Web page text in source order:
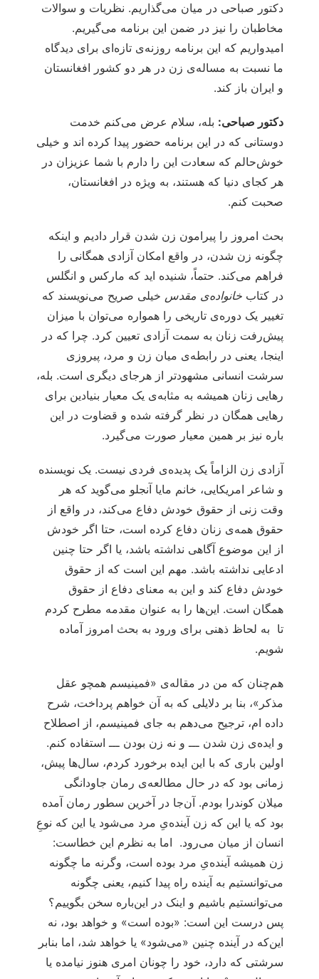
دکتور صباحی در میان می‌گذاریم. نظریات و سوالات
مخاطبان را نیز در ضمن این برنامه می‌گیریم.
امیدواریم که این برنامه روزنه‌ی تازه‌ای برای دیدگاه
ما نسبت به مساله‌ی زن در هر دو کشور افغانستان
و ایران باز کند.
دکتور صباحی: بله، سلام عرض می‌کنم خدمت
دوستانی که در این برنامه حضور پیدا کرده اند و خیلی
خوش‌حالم که سعادت این را دارم با شما عزیزان در
هر کجای دنیا که هستند، به ویژه در افغانستان،
صحبت کنم.
بحث امروز را پیرامون زن شدن قرار دادیم و اینکه
چگونه زن شدن، در واقع امکان آزادی همگانی را
فراهم می‌کند. حتماً، شنیده اید که مارکس و انگلس
در کتاب خانواده‌ی مقدس خیلی صریح می‌نویسند که
تغییر یک دوره‌ی تاریخی را همواره می‌توان با میزان
پیش‌رفت زنان به سمت آزادی تعیین کرد. چرا که در
اینجا، یعنی در رابطه‌ی میان زن و مرد، پیروزی
سرشت انسانی مشهودتر از هرجای دیگری‌ است. بله،
رهایی زنان همیشه به مثابه‌ی یک معیار بنیادین برای
رهایی همگان در نظر گرفته شده و قضاوت در این
باره نیز بر همین معیار صورت می‌گیرد.
آزادی زن الزاماً یک پدیده‌ی فردی نیست. یک نویسنده
و شاعر امریکایی، خانم مایا آنجلو می‌گوید که هر
وقت زنی از حقوق خودش دفاع می‌کند، در واقع از
حقوق همه‌ی زنان دفاع کرده است، حتا اگر خودش
از این موضوع آگاهی نداشته باشد، یا اگر حتا چنین
ادعایی نداشته باشد. مهم این است که از حقوق
خودش دفاع کند و این به معنای دفاع از حقوق
همگان است. این‌ها را به عنوان مقدمه مطرح کردم
تا به لحاظ ذهنی برای ورود به بحث امروز آماده
شویم.
هم‌چنان که من در مقاله‌ی «فمینیسم همچو عقل
مذکر»، بنا بر دلایلی که به آن خواهم پرداخت، شرح
داده ام، ترجیح می‌دهم به جای فمینیسم، از اصطلاح
و ایده‌ی زن شدن ـــ و نه زن بودن ـــ استفاده کنم.
اولین باری که با این ایده برخورد کردم، سال‌ها پیش،
زمانی بود که در حال مطالعه‌ی رمان جاودانگی
میلان کوندرا بودم. آن‌جا در آخرین سطور رمان آمده
بود که یا این که زن آینده‌یِ مرد می‌شود یا این که نوعِ
انسان از میان می‌رود. اما به نظرم این خطاست:
زن همیشه آینده‌یِ مرد بوده است، وگرنه ما چگونه
می‌توانستیم به آینده راه پیدا کنیم، یعنی چگونه
می‌توانستیم باشیم و اینک در این‌باره سخن بگوییم؟
پس درست این است: «بوده است» و خواهد بود، نه
این‌که در آینده چنین «می‌شود» یا خواهد شد، اما بنابر
سرشتی که دارد، خود را چونان امری هنوز نیامده یا